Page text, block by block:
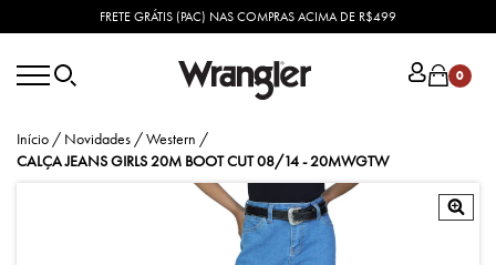
FRETE GRÁTIS (PAC) NAS COMPRAS ACIMA DE R$499
0
Início / Novidades /Western /
CALÇA JEANS GIRLS 20M BOOT CUT 08/14 - 20MWGTW